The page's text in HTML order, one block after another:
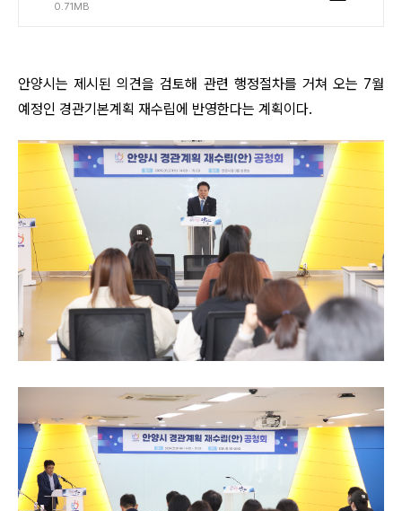
0.71MB
안양시는 제시된 의견을 검토해 관련 행정절차를 거쳐 오는 7월
예정인 경관기본계획 재수립에 반영한다는 계획이다.